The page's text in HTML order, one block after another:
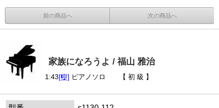
前の商品へ 次の商品へ
家族になろうよ / 福山 雅治
1:43[🎼] ピアノソロ 【 初 級 】